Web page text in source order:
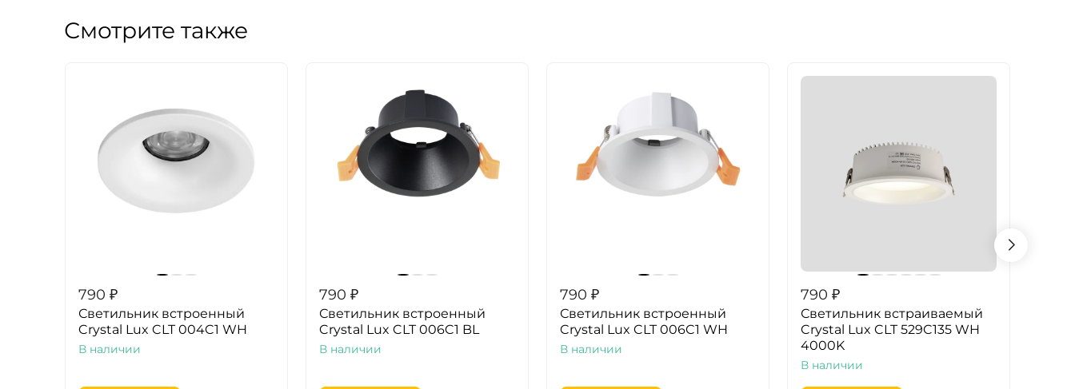
Смотрите также
790 ₽
Светильник встроенный
Crystal Lux CLT 004C1 WH
В наличии
790 ₽
Светильник встроенный
Crystal Lux CLT 006C1 BL
В наличии
790 ₽
Светильник встроенный
Crystal Lux CLT 006C1 WH
В наличии
790 ₽
Светильник встраиваемый
Crystal Lux CLT 529C135 WH
4000K
В наличии